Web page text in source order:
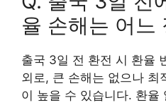
율 손해는 어느
출국 3일 전 환전 시 환율
외로, 큰 손해는 없으나 최
이 높을 수 있습니다. 환율